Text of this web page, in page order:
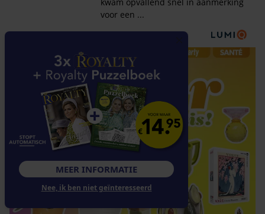
MEER INFORMATIE
Nee, ik ben niet geïnteresseerd